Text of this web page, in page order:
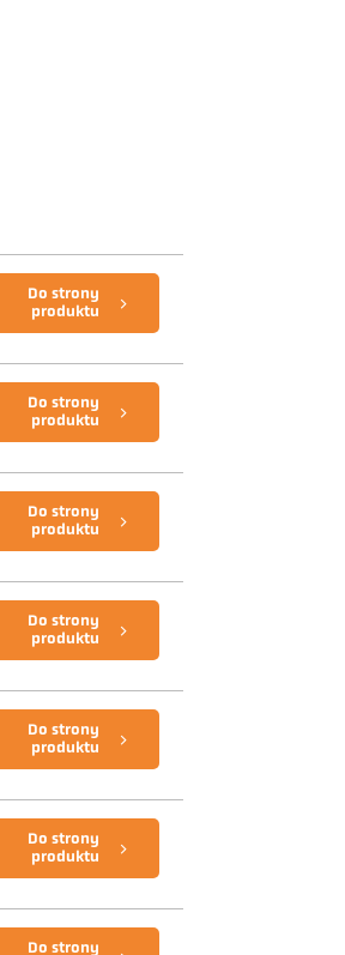
Do strony
produktu
Do strony
produktu
Do strony
produktu
Do strony
produktu
Do strony
produktu
Do strony
produktu
Do strony